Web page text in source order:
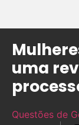
uma
Questões de